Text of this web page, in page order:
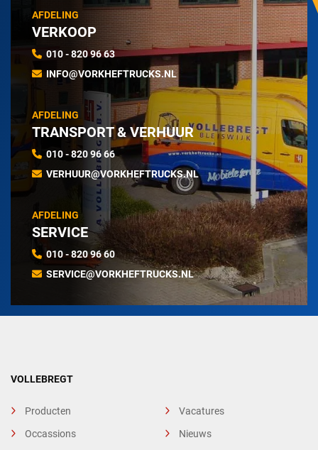
AFDELING
VERKOOP
010 - 820 96 63
INFO@VORKHEFTRUCKS.NL
AFDELING
TRANSPORT & VERHUUR
010 - 820 96 66
VERHUUR@VORKHEFTRUCKS.NL
AFDELING
SERVICE
010 - 820 96 60
SERVICE@VORKHEFTRUCKS.NL
VOLLEBREGT
Producten
Occassions
Vacatures
Nieuws